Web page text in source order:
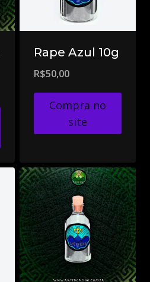
Rape Azul 10g
R$50,00
Compra no
site